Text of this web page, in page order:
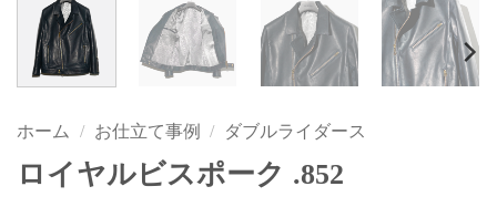
ホーム / お仕立て事例 / ダブルライダース
ロイヤルビスポーク .852